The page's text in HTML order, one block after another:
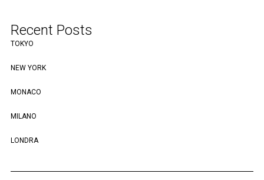
Recent Posts
TOKYO
NEW YORK
MONACO
MILANO
LONDRA